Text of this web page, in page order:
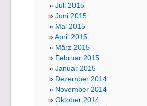
Juli 2015
Juni 2015
Mai 2015
April 2015
März 2015
Februar 2015
Januar 2015
Dezember 2014
November 2014
Oktober 2014